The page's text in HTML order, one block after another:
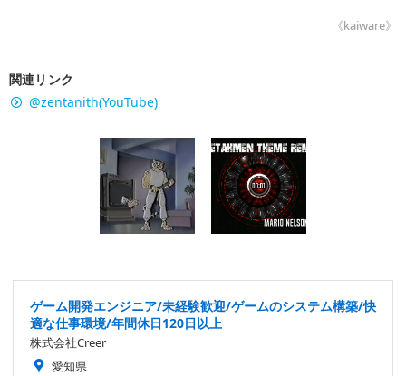
《kaiware》
関連リンク
@zentanith(YouTube)
ゲーム開発エンジニア/未経験歓迎/ゲームのシステム構築/快
適な仕事環境/年間休日120日以上
株式会社Creer
愛知県